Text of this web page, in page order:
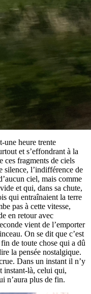
une heure trente
et s’effondrant à la
ces fragments de ciels
silence, l’indifférence de
ciel, mais comme
et qui, dans sa chute,
qui entraînaient la terre
pas à cette vitesse,
en retour avec
vient de l’emporter
On se dit que c’est
de toute chose qui a dû
la pensée nostalgique.
Dans un instant il n’y
instant-là, celui qui,
n’aura plus de fin.